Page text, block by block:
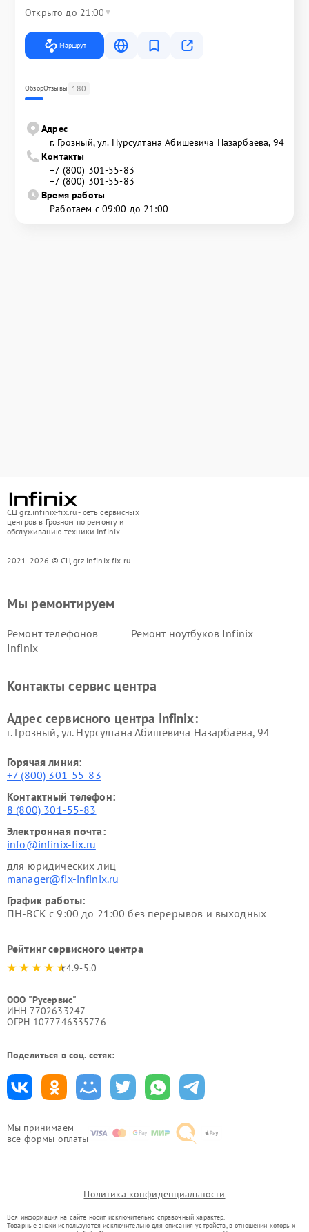
Открыто до 21:00
Маршрут
ОбзорОтзывы 180
Адрес
г. Грозный, ул. Нурсултана Абишевича Назарбаева, 94
Контакты
+7 (800) 301-55-83
+7 (800) 301-55-83
Время работы
Работаем с 09:00 до 21:00
СЦ grz.infinix-fix.ru - сеть сервисных
центров в Грозном по ремонту и
обслуживанию техники Infinix
2021-2026 © СЦ grz.infinix-fix.ru
Мы принимаем
все формы оплаты
Мы ремонтируем
Ремонт телефонов
Infinix
Ремонт ноутбуков Infinix
Контакты сервис центра
Адрес сервисного центра Infinix:
г. Грозный, ул. Нурсултана Абишевича Назарбаева, 94
Горячая линия:
+7 (800) 301-55-83
Контактный телефон:
8 (800) 301-55-83
Электронная почта:
info@infinix-fix.ru
для юридических лиц
manager@fix-infinix.ru
График работы:
ПН-ВСК с 9:00 до 21:00 без перерывов и выходных
Рейтинг сервисного центра
4.9-5.0
ООО "Русервис"
ИНН 7702633247
ОГРН 1077746335776
Поделиться в соц. сетях:
Политика конфиденциальности
Вся информация на сайте носит исключительно справочный характер.
Товарные знаки используются исключительно для описания устройств, в отношении которых